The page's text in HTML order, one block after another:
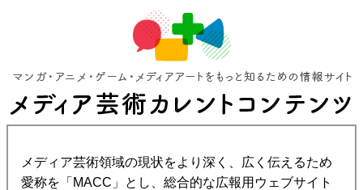
メディア芸術領域の現状をより深く、広く伝えるため
愛称を「MACC」とし、総合的な広報用ウェブサイト